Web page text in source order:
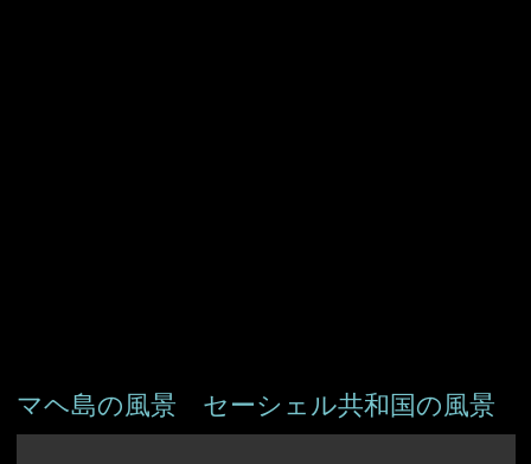
マヘ島の風景 セーシェル共和国の風景